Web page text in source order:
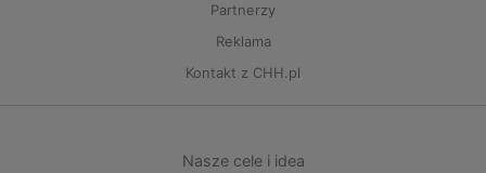
Partnerzy
Reklama
Kontakt z CHH.pl
Nasze cele i idea